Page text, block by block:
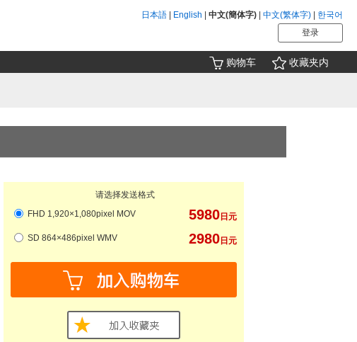
日本語 English 中文(簡体字) 中文(繁体字)
한국어
登录
购物车 收藏夹内
请选择发送格式
5980 日元
FHD 1,920×1,080pixel MOV
2980 日元
SD 864×486pixel WMV